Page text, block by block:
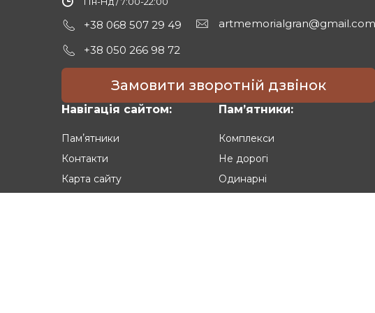
+38 068 507 29 49
+38 050 266 98 72
artmemorialgran@gmail.com
Замовити зворотній дзвінок
Навігація сайтом:
Памʼятники
Контакти
Карта сайту
Памʼятники:
Комплекси
Не дорогі
Одинарні